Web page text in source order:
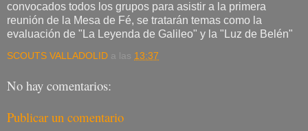
convocados todos los grupos para asistir a la primera
reunión de la Mesa de Fé, se tratarán temas como la
evaluación de "La Leyenda de Galileo" y la "Luz de Belén"
SCOUTS VALLADOLID a las 13:37
No hay comentarios:
Publicar un comentario